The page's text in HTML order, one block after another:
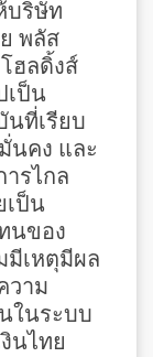
บริษัท
พลัส
ฮลดิ้งส์
เป็น
นที่เรียบ
นคง และ
ารไกล
เป็น
นของ
มีเหตุมีผล
วาม
ในระบบ
นไทย